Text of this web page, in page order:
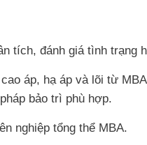
tích, đánh giá tình trạng
áp, hạ áp và lõi từ
bảo trì phù hợp.
nghiệp tổng thể MBA.